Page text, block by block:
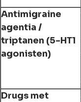
Antimigraine
agentia /
triptanen (5-HT1
agonisten)
Drugs met